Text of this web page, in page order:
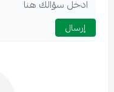
إرسال